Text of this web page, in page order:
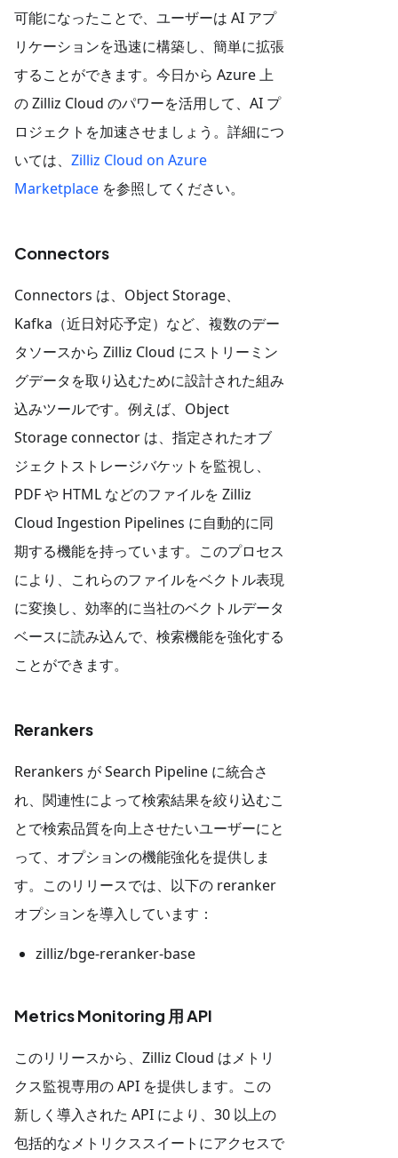
可能になったことで、ユーザーは AI アプ
リケーションを迅速に構築し、簡単に拡張
することができます。今日から Azure 上
の Zilliz Cloud のパワーを活用して、AI プ
ロジェクトを加速させましょう。詳細につ
いては、 Zilliz Cloud on Azure
Marketplace を参照してください。
Connectors
Connectors は、Object Storage、
Kafka（近日対応予定）など、複数のデー
タソースから Zilliz Cloud にストリーミン
グデータを取り込むために設計された組み
込みツールです。例えば、Object
Storage connector は、指定されたオブ
ジェクトストレージバケットを監視し、
PDF や HTML などのファイルを Zilliz
Cloud Ingestion Pipelines に自動的に同
期する機能を持っています。このプロセス
により、これらのファイルをベクトル表現
に変換し、効率的に当社のベクトルデータ
ベースに読み込んで、検索機能を強化する
ことができます。
Rerankers
Rerankers が Search Pipeline に統合さ
れ、関連性によって検索結果を絞り込むこ
とで検索品質を向上させたいユーザーにと
って、オプションの機能強化を提供しま
す。このリリースでは、以下の reranker
オプションを導入しています：
zilliz/bge-reranker-base
Metrics Monitoring 用 API
このリリースから、Zilliz Cloud はメトリ
クス監視専用の API を提供します。この
新しく導入された API により、30 以上の
包括的なメトリクススイートにアクセスで